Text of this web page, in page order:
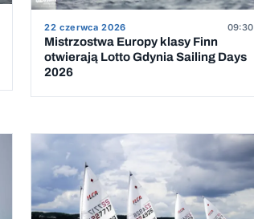
22 czerwca 2026 09:30
Mistrzostwa Europy klasy Finn
otwierają Lotto Gdynia Sailing Days
2026